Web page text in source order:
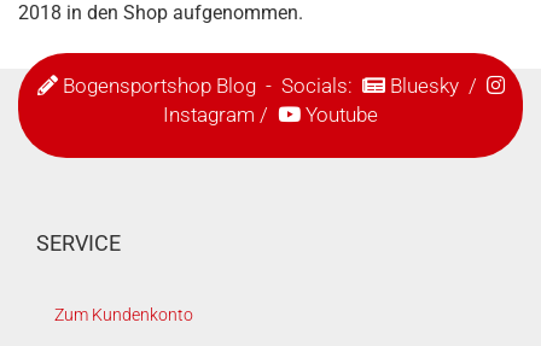
2018 in den Shop aufgenommen.
Bogensportshop Blog- Socials: Bluesky/
Instagram / Youtube
SERVICE
Zum Kundenkonto